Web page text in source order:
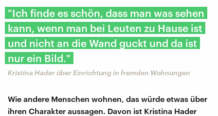
"Ich finde es schön, dass man was sehen
kann, wenn man bei Leuten zu Hause ist
und nicht an die Wand guckt und da ist
nur ein Bild."
Kristina Hader über Einrichtung in fremden Wohnungen
Wie andere Menschen wohnen, das würde etwas über
ihren Charakter aussagen. Davon ist Kristina Hader